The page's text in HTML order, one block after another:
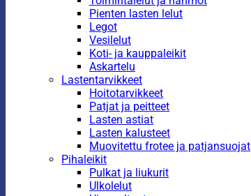
Pienten lasten lelut
Legot
Vesilelut
Koti- ja kauppaleikit
Askartelu
Lastentarvikkeet
Hoitotarvikkeet
Patjat ja peitteet
Lasten astiat
Lasten kalusteet
Muovitettu frotee ja patjansuojat
Pihaleikit
Pulkat ja liukurit
Ulkolelut